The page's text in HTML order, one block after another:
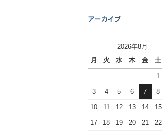
アーカイブ
2026年8月
月
火 水 木 金 土
1
3 4 5 6 7 8
10 11 12 13 14 15
17 18 19 20 21 22